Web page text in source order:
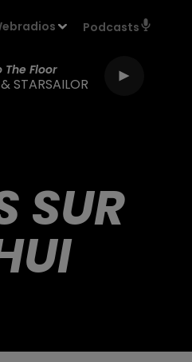
Podcasts
The Floor
STARSAILOR
SUR